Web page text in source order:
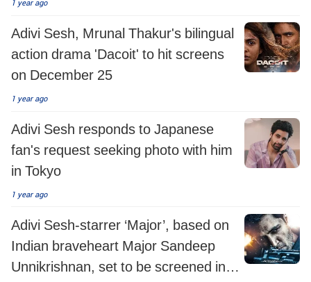
1 year ago
Adivi Sesh, Mrunal Thakur's bilingual
action drama 'Dacoit' to hit screens
on December 25
1 year ago
Adivi Sesh responds to Japanese
fan's request seeking photo with him
in Tokyo
1 year ago
Adivi Sesh-starrer ‘Major’, based on
Indian braveheart Major Sandeep
Unnikrishnan, set to be screened in